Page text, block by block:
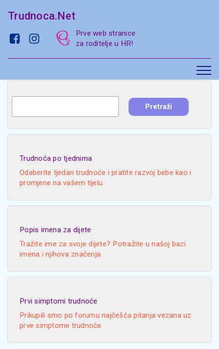
Trudnoca.Net
Prve web stranice
za roditelje u HR!
Trudnoća po tjednima
Odaberite tjedan trudnoće i pratite razvoj bebe kao i
promjene na vašem tijelu
Popis imena za dijete
Tražite ime za svoje dijete? Potražite u našoj bazi
imena i njihova značenja
Prvi simptomi trudnoće
Prikupili smo po forumu najčešća pitanja vezana uz
prve simptome trudnoće